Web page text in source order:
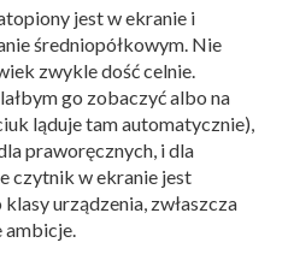
jest w ekranie i
średniopółkowym. Nie
zwykle dość celnie.
go zobaczyć albo na
ląduje tam automatycznie),
praworęcznych, i dla
czytnik w ekranie jest
urządzenia, zwłaszcza
ambicje.